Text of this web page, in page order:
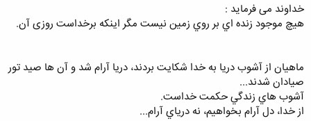
ﺧﺪﺍﻭﻧﺪ می فرماید :
ﻫﻴﭻ ﻣﻮﺟﻮﺩ ﺯﻧﺪﻩ ﺍﻱ ﺑﺮ ﺭﻭﻱ ﺯﻣﻴﻦ ﻧﻴﺴﺖ ﻣﮕﺮ ﺍﻳﻨﻜﻪ ﺑﺮﺧﺪﺍست روزی آن.
ماهيان از آشوب دريا به خدا شكايت بردند، دريا آرام شد و آن ها صيد تور
صيادان شدند...
آشوب هاي زندگي حكمت خداست.
از خدا، دل آرام بخواهيم، نه درياي آرام...